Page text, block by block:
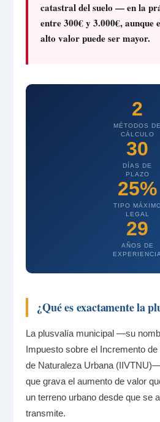
catastral del suelo — en la
entre 300€ y 3.000€, aunque
alto valor puede ser mayor.
2
MÉTODOS DE
CÁLCULO
30
DÍAS DE
PLAZO
25%
TIPO
LEGAL
29
AÑOS DE
¿Qué es exactamente la
La plusvalía municipal —su
Impuesto sobre el Incremento de
de Naturaleza Urbana
que grava el aumento de valor
un terreno urbano desde que se
transmite.